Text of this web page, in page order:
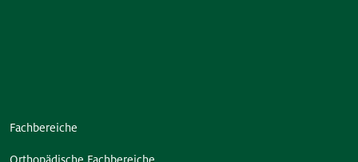
Fachbereiche
Orthopädische Fachbereiche